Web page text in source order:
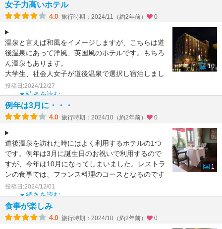
女子力高いホテル
4.0 旅行時期：2024/11（約2年前） 0
温泉と言えば和風をイメージしますが、こちらは道
後温泉にあって洋風、英国風のホテルです。もちろ
ん温泉もあります。
大学生、社会人女子が道後温泉で選択し宿泊しまし
た。
食事はフランス料理のコースをいた
続きを読む
投稿日:2024/12/27
10
例年は3月に・・・
4.0 旅行時期：2024/10（約2年前） 0
道後温泉を訪れた時にはよく利用するホテルの1つ
です。例年は3月に誕生日のお祝いで利用するので
すが、今年は10月になってしまいました。レストラ
ンの食事では、フランス料理のコースとなるのです
が、毎回料理に
続きを読む
投稿日:2024/12/01
1
食事が楽しみ
4.0 旅行時期：2024/10（約2年前） 0